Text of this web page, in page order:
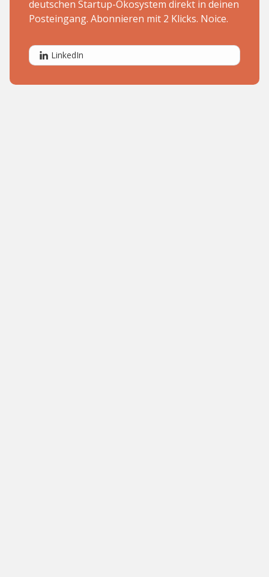
deutschen Startup-Ökosystem direkt in deinen
Posteingang. Abonnieren mit 2 Klicks. Noice.
LinkedIn